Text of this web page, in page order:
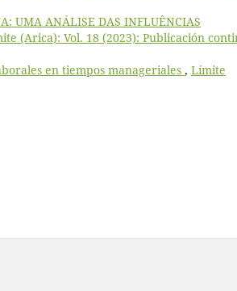
UMA ANÁLISE DAS INFLUÊNCIAS
(Arica): Vol. 18 (2023): Publicación
en tiempos manageriales , Límite